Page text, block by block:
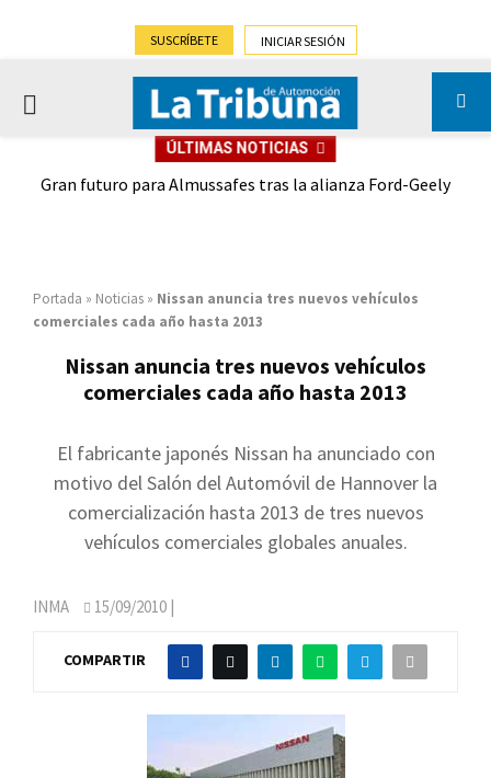
SUSCRÍBETE INICIAR SESIÓN
PRIMARY
ÚLTIMAS NOTICIAS
Gran futuro para Almussafes tras la alianza Ford-Geely
Portada » Noticias » Nissan anuncia tres nuevos vehículos
comerciales cada año hasta 2013
Nissan anuncia tres nuevos vehículos
comerciales cada año hasta 2013
El fabricante japonés Nissan ha anunciado con
motivo del Salón del Automóvil de Hannover la
comercialización hasta 2013 de tres nuevos
vehículos comerciales globales anuales.
INMA 15/09/2010 |
COMPARTIR